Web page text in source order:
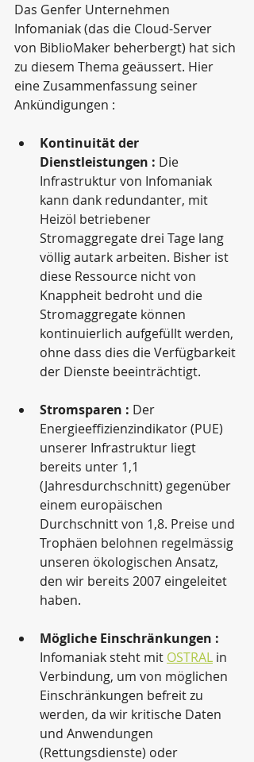
Das Genfer Unternehmen
Infomaniak (das die Cloud-Server
von BiblioMaker beherbergt) hat sich
zu diesem Thema geäussert. Hier
eine Zusammenfassung seiner
Ankündigungen :
Kontinuität der
Dienstleistungen : Die
Infrastruktur von Infomaniak
kann dank redundanter, mit
Heizöl betriebener
Stromaggregate drei Tage lang
völlig autark arbeiten. Bisher ist
diese Ressource nicht von
Knappheit bedroht und die
Stromaggregate können
kontinuierlich aufgefüllt werden,
ohne dass dies die Verfügbarkeit
der Dienste beeinträchtigt.
Stromsparen : Der
Energieeffizienzindikator (PUE)
unserer Infrastruktur liegt
bereits unter 1,1
(Jahresdurchschnitt) gegenüber
einem europäischen
Durchschnitt von 1,8. Preise und
Trophäen belohnen regelmässig
unseren ökologischen Ansatz,
den wir bereits 2007 eingeleitet
haben.
Mögliche Einschränkungen :
Infomaniak steht mit OSTRAL in
Verbindung, um von möglichen
Einschränkungen befreit zu
werden, da wir kritische Daten
und Anwendungen
(Rettungsdienste) oder